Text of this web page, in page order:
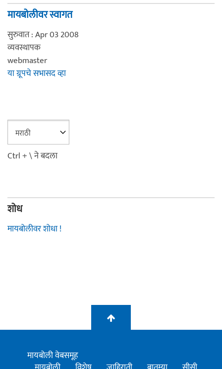
मायबोलीवर स्वागत
सुरुवात : Apr 03 2008
व्यवस्थापक
webmaster
या ग्रूपचे सभासद व्हा
Ctrl + \ ने बदला
शोध
मायबोलीवर शोधा !
मायबोली वेबसमूह